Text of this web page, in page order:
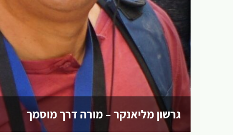
גרשון מליאנקר – מורה דרך מוסמך